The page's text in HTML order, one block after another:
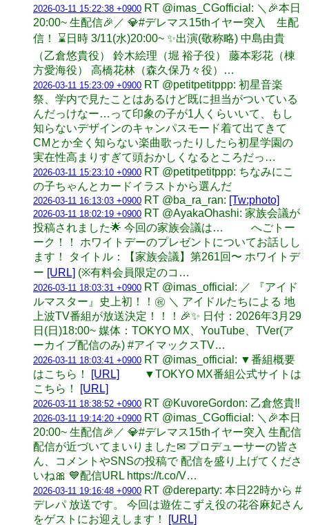
2026-03-11 15:22:38 +0900 RT @imas_CGofficial: ＼🎉本日
20:00~ 生配信🎉／ 💎#デレマス15thイヤー突入 生配
信！ ⌛日時 3/11(水)20:00~ ✨出演(敬称略) 中島由貴
（乙倉悠貴役） 鈴木絵理（堀 裕子役） 藤本彩花（棟
方愛海役） 高橋花林（森久保乃々役）…
2026-03-11 15:23:09 +0900 RT @petitpetitppp: 初星音楽
祭、学内で見たことはあるけど既に担当がついている
んだっけなー…って印象の子が1人くらいいて、もし
知らないデザインのキャンパスモード着て出てきて
CMとか全く知らない楽曲歌ったりしたら初星学園の
実在性高まりすぎて頭おかしくなるところだっ…
2026-03-11 15:23:10 +0900 RT @petitpetitppp: ちなみにこ
の子ちゃんとカードイラストから選んだ
2026-03-11 16:13:03 +0900 RT @ba_ra_ran: [Tw:photo]
2026-03-11 18:02:19 +0900 RT @AyakaOhashi: 家族会議が
投稿されました🌟 今回の家族会議は… へごトー
ーク！！ ホワイトデーのプレゼントについてお話しし
ます！ タイトル：【家族会議】第261回〜 ホワイトデ
ー [URL] (※有料会員限定のコ…
2026-03-11 18:03:31 +0900 RT @imas_official: ／ 『アイド
ルマスター』史上初！！㊗ ＼ アイドルたちによる 地
上波TV番組が放送決定！！！🎉✨ 日付：2026年3月29
日(日)18:00~ 媒体：TOKYO MX、YouTube、TVer(ア
ーカイブ配信のみ) #アイマックスTV…
2026-03-11 18:03:41 +0900 RT @imas_official: ▼番組概要
はこちら！
[URL]
▼TOKYO MX番組公式サイトは
こちら！
[URL]
2026-03-11 18:38:52 +0900 RT @KuvoreGordon: 乙倉悠貴‼️
2026-03-11 19:14:20 +0900 RT @imas_CGofficial: ＼🎉本日
20:00~ 生配信🎉／ 💎#デレマス15thイヤー突入 生配信
配信が近づいてまいりました✉ プロデューサーの皆さ
ん、コメントやSNSの投稿で 配信を盛り上げてくださ
いね🎀 💙配信URL https://t.co/V…
2026-03-11 19:16:48 +0900 RT @dereparty: 本日22時から #
デレパ 放送です。 今回は遊佐こずえ役の花谷麻妃さん
をゲストにお迎えします！
[URL]